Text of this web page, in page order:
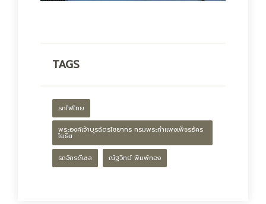
TAGS
รถไฟไทย
พระองค์เจ้าบุรฉัตรไชยากร กรมพระกำแพงเพ็ชรอัคร
โยธิน
รถจักรดีเซล ณัฐวิทย์ พิมพ์ทอง